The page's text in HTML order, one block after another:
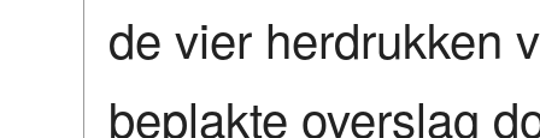
de vier herdrukken
beplakte overslag